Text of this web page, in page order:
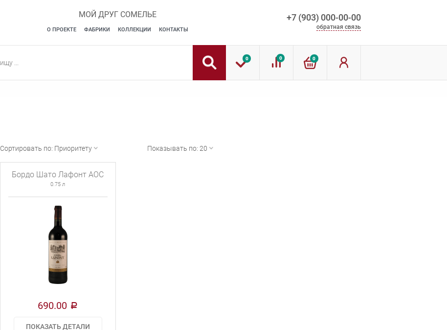
МОЙ ДРУГ СОМЕЛЬЕ
О ПРОЕКТЕ ФАБРИКИ КОЛЛЕКЦИИ КОНТАКТЫ
+7 (903) 000-00-00
обратная связь
0 0 0
Сортировать по: Приоритету Показывать по: 20
Бордо Шато Лафонт АОС
0.75 л
690.00 a
ПОКАЗАТЬ ДЕТАЛИ